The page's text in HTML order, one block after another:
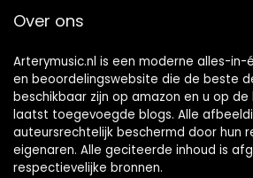
Over ons
Arterymusic.nl is een moderne alles-in-
en beoordelingswebsite die de beste
beschikbaar zijn op amazon en u op
laatst toegevoegde blogs. Alle
auteursrechtelijk beschermd door hun
eigenaren. Alle geciteerde inhoud is
respectievelijke bronnen.